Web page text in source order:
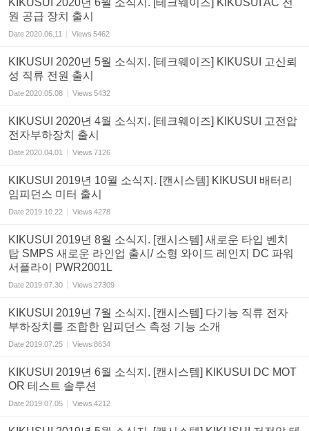
원 공급 장치 출시
Date2020.06.11 Views 5462
KIKUSUI 2020년 5월 소식지. [테크웨이즈] KIKUSUI 고신뢰
성 직류 전원 출시
Date2020.05.08 Views 5432
KIKUSUI 2020년 4월 소식지. [테크웨이즈] KIKUSUI 고전압
전자부하장치 출시
Date2020.04.01 Views 7126
KIKUSUI 2019년 10월 소식지. [캔시스템] KIKUSUI 배터리
임피던스 미터 출시
Date2019.10.22 Views 4278
KIKUSUI 2019년 8월 소식지. [캔시스템] 새로운 타입 벤치
탑 SMPS 새로운 라인업 출시/ 소형 와이드 레인지 DC 파워
서플라이 PWR2001L
Date2019.07.30 Views 27309
KIKUSUI 2019년 7월 소식지. [캔시스템] 다기능 직류 전자
부하장치를 조합한 임피던스 측정 기능 소개
Date2019.07.25 Views 8634
KIKUSUI 2019년 6월 소식지. [캔시스템] KIKUSUI DC MOT
OR 테스트 솔루션
Date2019.07.05 Views 4212